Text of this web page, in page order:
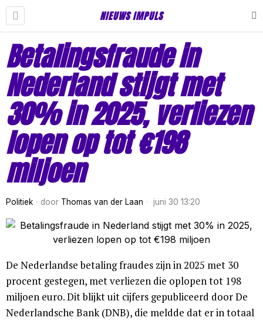
NIEUWS IMPULS
Betalingsfraude in
Nederland stijgt met
30% in 2025, verliezen
lopen op tot €198
miljoen
Politiek door Thomas van der Laan juni 30 13:20
De Nederlandse betaling fraudes zijn in 2025 met 30
procent gestegen, met verliezen die oplopen tot 198
miljoen euro. Dit blijkt uit cijfers gepubliceerd door De
Nederlandsche Bank (DNB), die meldde dat er in totaal